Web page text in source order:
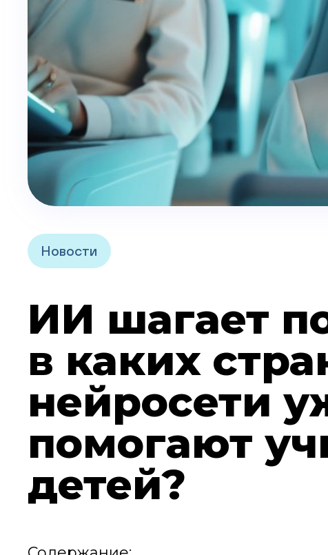
Новости
ИИ шагает
в каких
нейросети
помогают
детей?